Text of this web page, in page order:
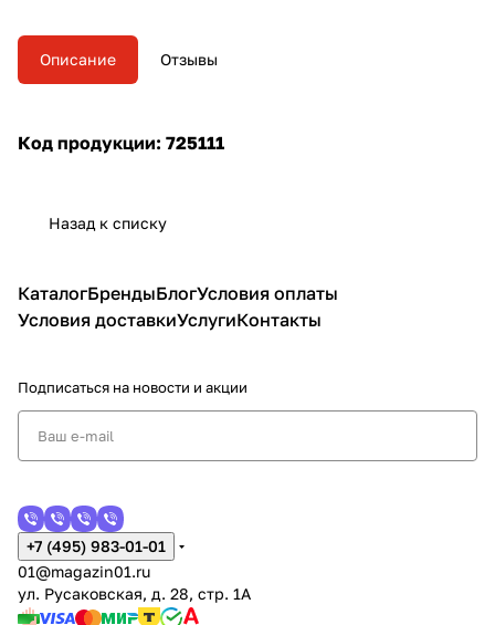
Описание Отзывы
Код продукции: 725111
Назад к списку
КаталогБрендыБлогУсловия оплаты
Условия доставкиУслугиКонтакты
Подписаться на новости и акции
+7 (495) 983-01-01
01@magazin01.ru
ул. Русаковская, д. 28, стр. 1А